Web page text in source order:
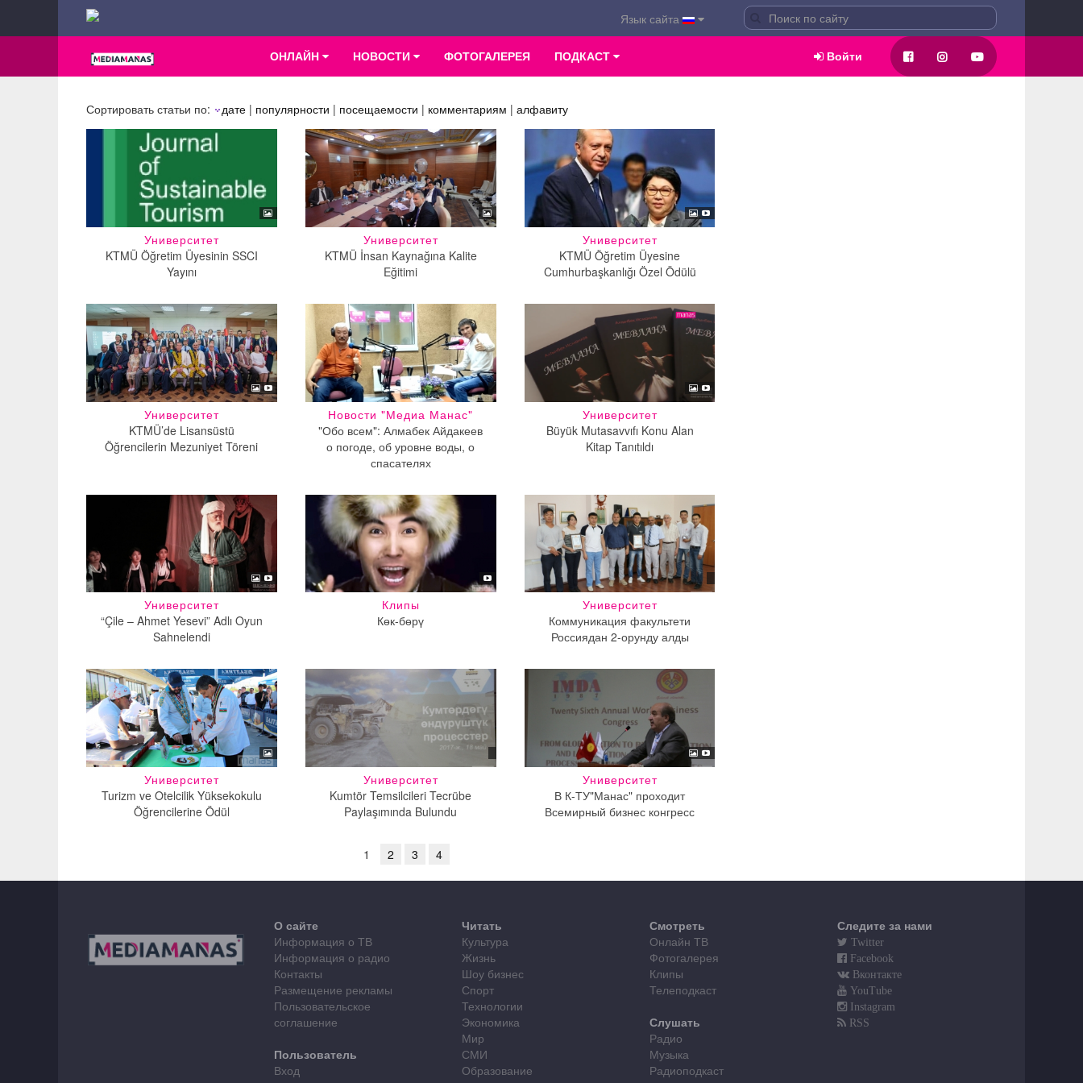
Язык сайта
ОНЛАЙН НОВОСТИ ФОТОГАЛЕРЕЯ ПОДКАСТ Войти
Сортировать статьи по: дате | популярности | посещаемости | комментариям | алфавиту
Университет
KTMÜ Öğretim Üyesinin SSCI
Yayını
Университет
KTMÜ İnsan Kaynağına Kalite
Eğitimi
Университет
KTMÜ Öğretim Üyesine
Cumhurbaşkanlığı Özel Ödülü
Университет
KTMÜ’de Lisansüstü
Öğrencilerin Mezuniyet Töreni
Новости "Медиа Манас"
"Обо всем": Алмабек Айдакеев
о погоде, об уровне воды, о
спасателях
Университет
Büyük Mutasavvıfı Konu Alan
Kitap Tanıtıldı
Университет
“Çile – Ahmet Yesevi” Adlı Oyun
Sahnelendi
Клипы
Көк-бөрү
Университет
Коммуникация факультети
Россиядан 2-орунду алды
Университет
Turizm ve Otelcilik Yüksekokulu
Öğrencilerine Ödül
Университет
Kumtör Temsilcileri Tecrübe
Paylaşımında Bulundu
Университет
В К-ТУ"Манас" проходит
Всемирный бизнес конгресс
1 2 3 4
О сайте
Информация о ТВ
Информация о радио
Контакты
Размещение рекламы
Пользовательское
соглашение
Пользователь
Вход
Читать
Культура
Жизнь
Шоу бизнес
Спорт
Технологии
Экономика
Мир
СМИ
Образование
Смотреть
Онлайн ТВ
Фотогалерея
Клипы
Телеподкаст
Слушать
Радио
Музыка
Радиоподкаст
Следите за нами
Twitter
Facebook
Вконтакте
YouTube
Instagram
RSS